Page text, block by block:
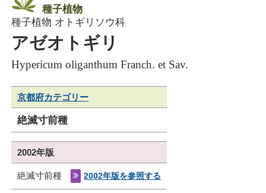
種子植物
種子植物 オトギリソウ科
アゼオトギリ
Hypericum oliganthum Franch. et Sav.
京都府カテゴリー
絶滅寸前種
2002年版
絶滅寸前種 2002年版を参照する